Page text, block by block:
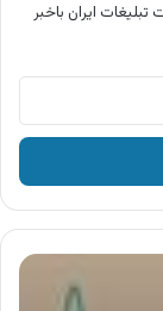
تبلیغات ایران باخبر